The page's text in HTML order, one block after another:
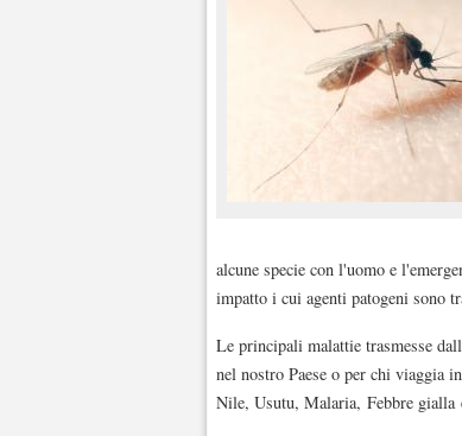
alcune specie con l'uomo e
impatto i cui agenti patogeni sono
Le principali malattie trasmesse
nel nostro Paese o per chi viaggia
Nile, Usutu, Malaria, Febbre gialla